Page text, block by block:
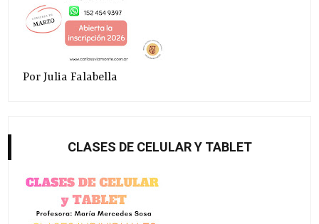
Por Julia Falabella
CLASES DE CELULAR Y TABLET